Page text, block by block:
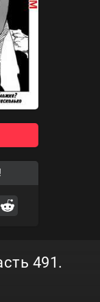
491.